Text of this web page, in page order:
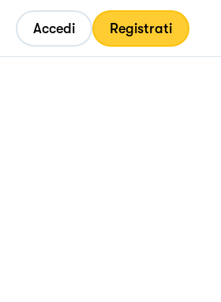
Accedi Registrati